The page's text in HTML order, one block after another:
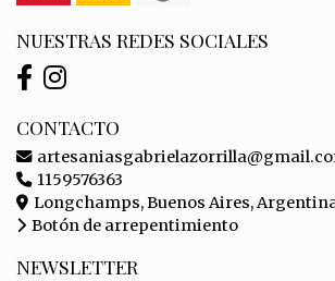
NUESTRAS REDES SOCIALES
CONTACTO
1159576363
Longchamps, Buenos Aires,
Botón de arrepentimiento
NEWSLETTER